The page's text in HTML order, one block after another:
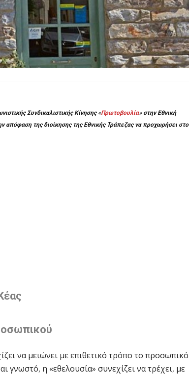
Συνδικαλιστικής Κίνησης «Πρωτοβουλία» στην Εθνική
απόφαση της διοίκησης της Εθνικής Τράπεζας να προχωρήσει στο
να μειώνει με επιθετικό τρόπο το προσωπικό
γνωστό, η «εθελουσία» συνεχίζει να τρέχει, με